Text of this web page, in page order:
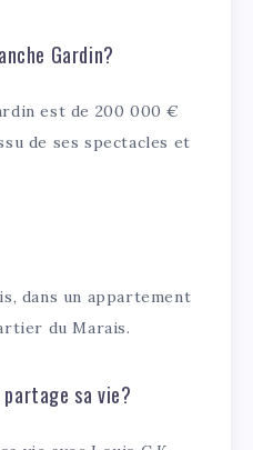
Gardin?
est de 200 000 €
de ses spectacles et
dans un appartement
du Marais.
sa vie?